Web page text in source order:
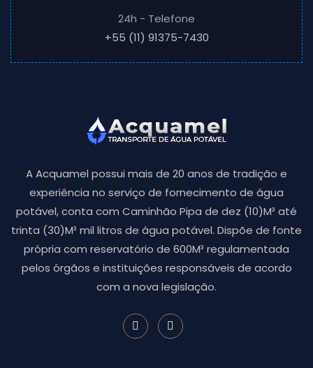
24h - Telefone
+55 (11) 91375-7430
A Acquamel possui mais de 20 anos de tradição e
experiência no serviço de fornecimento de água
potável, conta com Caminhão Pipa de dez (10)M³ até
trinta (30)M³ mil litros de água potável. Dispõe de fonte
própria com reservatório de 600M³ regulamentada
pelos órgãos e instituições responsáveis de acordo
com a nova legislação.